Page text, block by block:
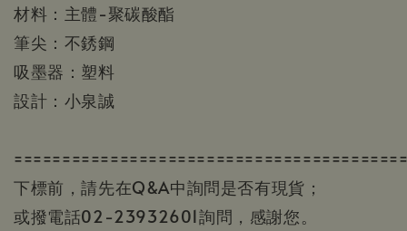
材料 ： 主體-聚碳酸酯
筆尖：不銹鋼
吸墨器：塑料
設計 ： 小泉誠
下標前，請先在Q&A中詢問是否有現貨；
或撥電話02-23932601詢問，感謝您。